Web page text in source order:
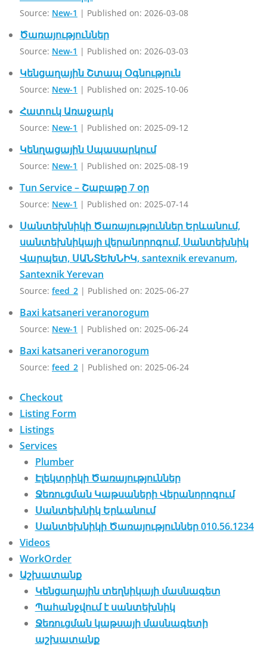
Source: New-1 Published on: 2026-03-08
Ծառայություններ
Source: New-1 Published on: 2026-03-03
Կենցաղային Շտապ Օգնություն
Source: New-1 Published on: 2025-10-06
Հատուկ Առաջարկ
Source: New-1 Published on: 2025-09-12
Կենղացային Սպասարկում
Source: New-1 Published on: 2025-08-19
Tun Service – Շաբաթը 7 օր
Source: New-1 Published on: 2025-07-14
Սանտեխնիկի Ծառայություններ Երևանում,
սանտեխնիկայի վերանորոգում, Սանտեխնիկ
Վարպետ, ՍԱՆՏԵԽՆԻԿ, santexnik erevanum,
Santexnik Yerevan
Source: feed_2 Published on: 2025-06-27
Baxi katsaneri veranorogum
Source: New-1 Published on: 2025-06-24
Baxi katsaneri veranorogum
Source: feed_2 Published on: 2025-06-24
Checkout
Listing Form
Listings
Services
Plumber
Էլեկտրիկի Ծառայություններ
Ջեռուցման Կաթսաների Վերանորոգում
Սանտեխնիկ Երևանում
Սանտեխնիկի Ծառայություններ 010.56.1234
Videos
WorkOrder
Աշխատանք
Կենցաղային տեղնիկայի մասնագետ
Պահանջվում է սանտեխնիկ
Ջեռուցման կաթսայի մասնագետի
աշխատանք